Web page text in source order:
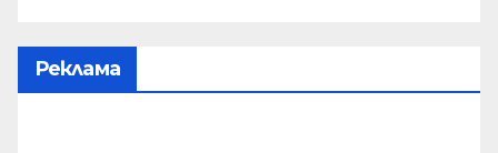
Реклама